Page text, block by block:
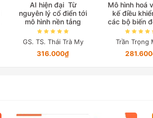
AI hiện đại Từ
nguyên lý cổ điển tới
mô hình nền tảng
GS. TS. Thái Trà My
316.000₫
Mô hình hoá
kế điều
các bộ biến
tử công
Trần Trọng